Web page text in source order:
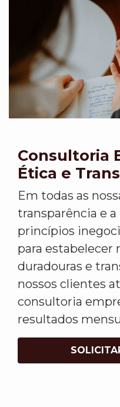
Consultoria
Ética e
Em todas as
transparência e
princípios
para estabelecer
duradouras e
nossos clientes
consultoria
resultados